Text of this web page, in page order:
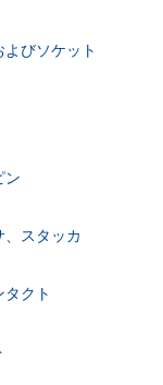
びソケット
ン
スタッカ
クト